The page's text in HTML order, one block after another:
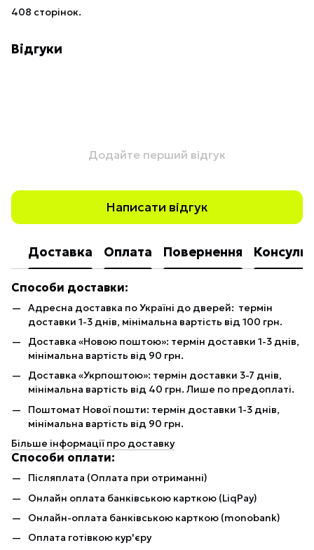
408 сторінок.
Відгуки
Додайте перший відгук
Написати відгук
Доставка Оплата Повернення
Способи доставки:
Адресна доставка по Україні до дверей: термін
доставки 1-3 днів, мінімальна вартість від 100 грн.
Доставка «Новою поштою»: термін доставки 1-3 днів,
мінімальна вартість від 90 грн.
Доставка «Укрпоштою»: термін доставки 3-7 днів,
мінімальна вартість від 40 грн. Лише по предоплаті.
Поштомат Нової пошти: термін доставки 1-3 днів,
мінімальна вартість від 90 грн.
Більше інформації про доставку
Способи оплати:
Післяплата (Оплата при отриманні)
Онлайн оплата банківською карткою (LiqPay)
Онлайн-оплата банківською карткою (monobank)
Оплата готівкою кур'єру